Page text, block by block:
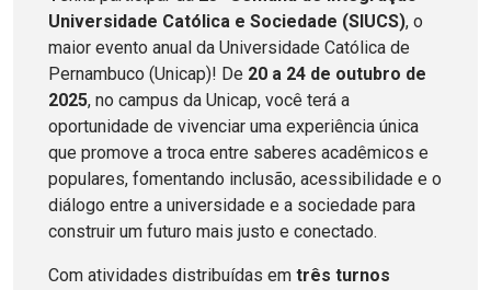
Universidade Católica e Sociedade (SIUCS), o
maior evento anual da Universidade Católica de
Pernambuco (Unicap)! De 20 a 24 de outubro de
2025, no campus da Unicap, você terá a
oportunidade de vivenciar uma experiência única
que promove a troca entre saberes acadêmicos e
populares, fomentando inclusão, acessibilidade e o
diálogo entre a universidade e a sociedade para
construir um futuro mais justo e conectado.
Com atividades distribuídas em três turnos